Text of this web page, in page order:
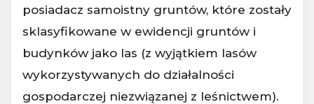
posiadacz samoistny gruntów, które zostały
sklasyfikowane w ewidencji gruntów i
budynków jako las (z wyjątkiem lasów
wykorzystywanych do działalności
gospodarczej niezwiązanej z leśnictwem).